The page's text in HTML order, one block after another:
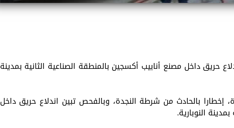
حريق داخل مصنع أنابيب أكسجين بالمنطقة الصناعية الثانية بمدينة
إخطارا بالحادث من شرطة النجدة، وبالفحص تبين اندلاع حريق داخل
النوبارية.